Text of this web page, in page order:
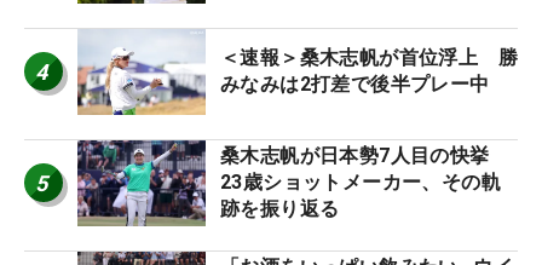
4
＜速報＞桑木志帆が首位浮上 勝
みなみは2打差で後半プレー中
5
桑木志帆が日本勢7人目の快挙
23歳ショットメーカー、その軌
跡を振り返る